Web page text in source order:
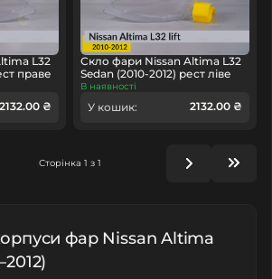
L32
праве
2132.00 ₴
Скло фари Nissan Altima L32
Sedan (2010-2012) рест ліве
В наявності
У кошик: 2132.00 ₴
Сторінка 1 з 1
фар Nissan Altima